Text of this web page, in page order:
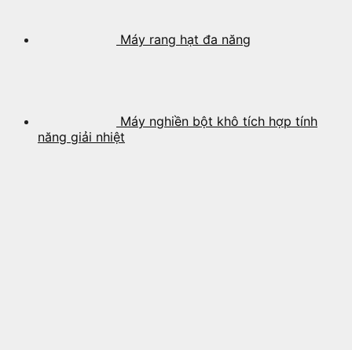
Máy rang hạt đa năng
Máy nghiền bột khô tích hợp tính
năng giải nhiệt